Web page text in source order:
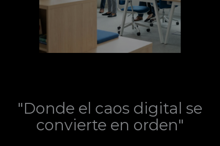
"Donde el caos digital se
convierte en orden"